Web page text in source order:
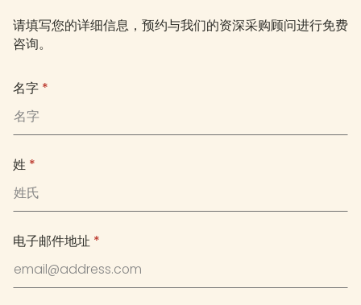
请填写您的详细信息，预约与我们的资深采购顾问进行免费
咨询。
名字 *
姓 *
电子邮件地址 *